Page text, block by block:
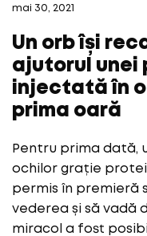
mai 30, 2021
Un orb își
ajutorul unei
injectată în
prima oară
Pentru prima dată,
ochilor grație
permis în premieră
vederea și să vadă
miracol a fost